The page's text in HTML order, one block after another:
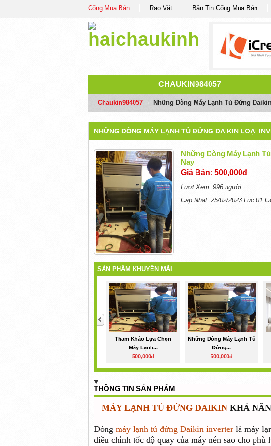
Cổng Mua Bán Rao Vặt Bản Tin Cổng Mua Bán
CHAUKIN984057
Chaukin984057 Những Dòng Máy Lạnh Tủ Đứng
NHỮNG DÒNG MÁY LẠNH TỦ ĐỨNG DAIKIN LOẠI
Những Dòng Máy Lạnh
Nay
Giá Bán: 500,000đ
Lượt Xem: 996 người
Cập Nhật: 25/02/2023 Lúc 01
SẢN PHẨM KHUYẾN MÃI
Tham Khảo Lựa Chọn
Máy Lạnh...
500,000đ
Những Dòng Máy Lạnh Tủ
Đứng...
500,000đ
THÔNG TIN SẢN PHẨM
MÁY LẠNH TỦ ĐỨNG DAIKINKHẢ
Dòng máy lạnh tủ đứng Daikin inverterlà máy
điều chỉnh tốc độ quay của máy nén sao cho